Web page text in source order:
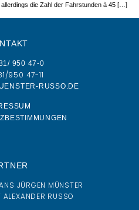
die Zahl der Fahrstunden à 45 […]
950 47-0
950 47-11
RUSSO.DE
JÜRGEN MÜNSTER
RUSSO